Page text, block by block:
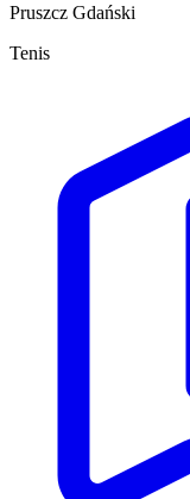
Pruszcz Gdański
Tenis